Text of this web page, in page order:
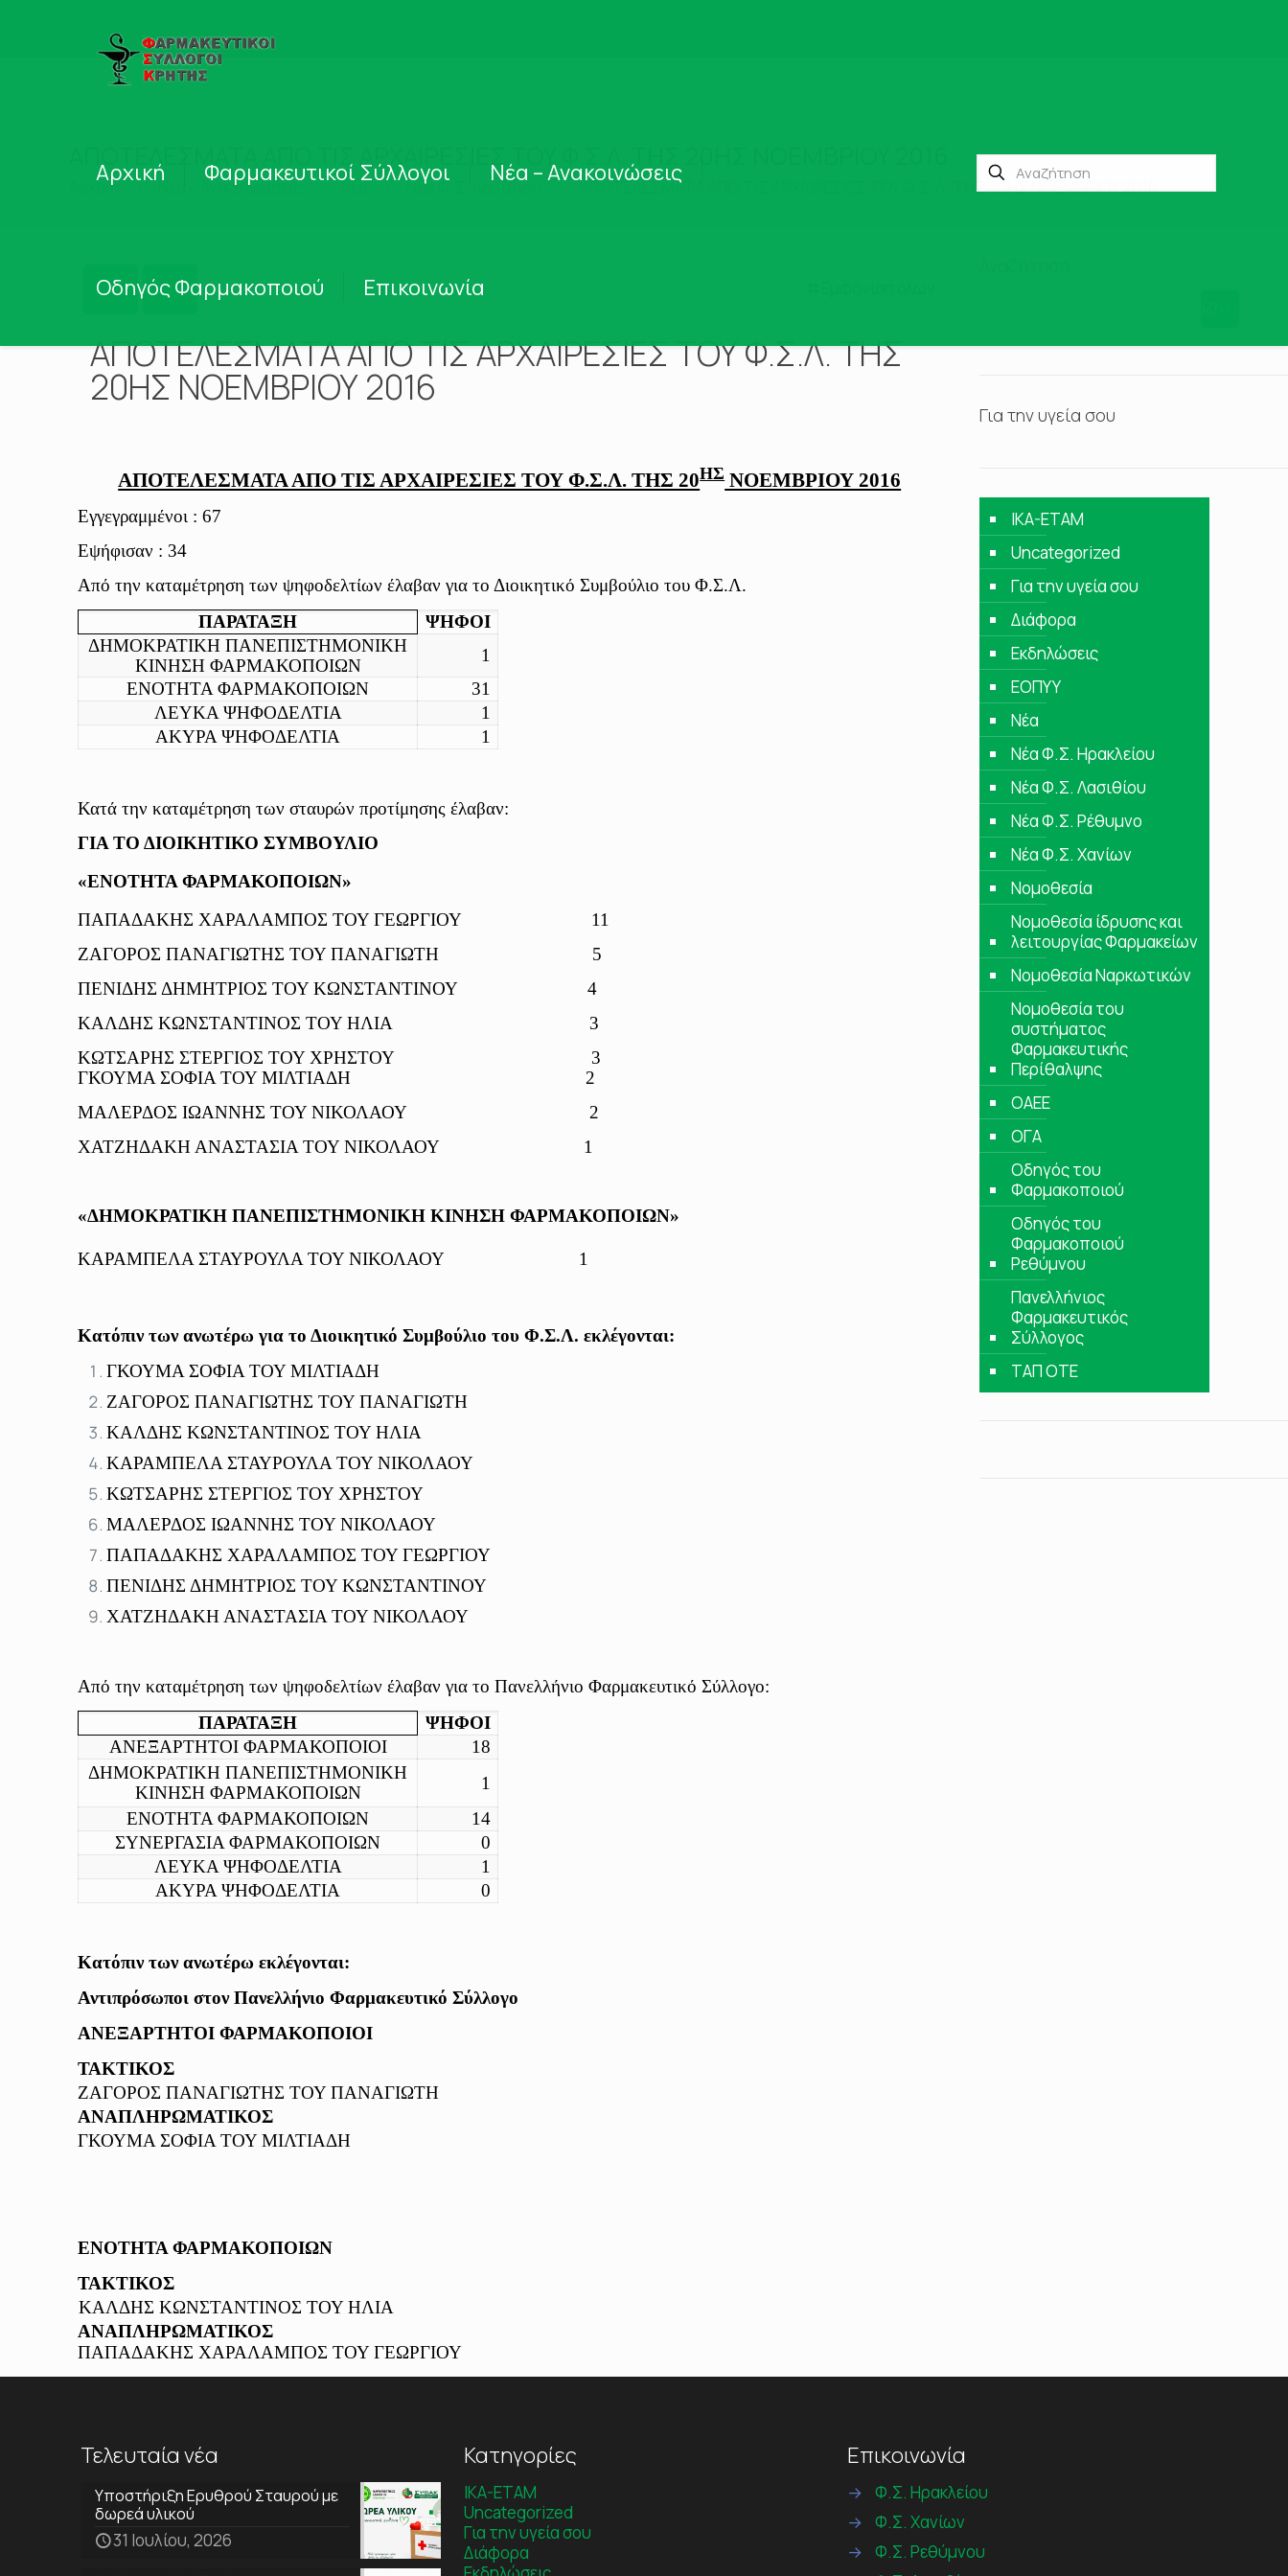
Αρχική Φαρμακευτικοί Σύλλογοι Νέα – Ανακοινώσεις
Οδηγός Φαρμακοποιού Επικοινωνία
ΑΠΟΤΕΛΕΣΜΑΤΑ ΑΠΟ ΤΙΣ ΑΡΧΑΙΡΕΣΙΕΣ ΤΟΥ Φ.Σ.Λ. ΤΗΣ 20ΗΣ ΝΟΕΜΒΡΙΟΥ 2016
Αρχική Νέα – Ανακοινώσεις Νέα Νέα Φ.Σ. Λασιθίου ΑΠΟΤΕΛΕΣΜΑΤΑ ΑΠΟ ΤΙΣ ΑΡΧΑΙΡΕΣΙΕΣ ΤΟΥ Φ.Σ.Λ. ΤΗΣ 20ΗΣ ΝΟΕΜΒΡΙΟΥ 2016
ΑΠΟΤΕΛΕΣΜΑΤΑ ΑΠΟ ΤΙΣ ΑΡΧΑΙΡΕΣΙΕΣ ΤΟΥ Φ.Σ.Λ. ΤΗΣ
20ΗΣ ΝΟΕΜΒΡΙΟΥ 2016
ΑΠΟΤΕΛΕΣΜΑΤΑ ΑΠΟ ΤΙΣ ΑΡΧΑΙΡΕΣΙΕΣ ΤΟΥ Φ.Σ.Λ. ΤΗΣ 20ΗΣΝΟΕΜΒΡΙΟΥ 2016
Εγγεγραμμένοι : 67
Εψήφισαν : 34
Από την καταμέτρηση των ψηφοδελτίων έλαβαν για το Διοικητικό Συμβούλιο του Φ.Σ.Λ.
ΠΑΡΑΤΑΞΗ
ΨΗΦΟΙ
ΔΗΜΟΚΡΑΤΙΚΗ ΠΑΝΕΠΙΣΤΗΜΟΝΙΚΗ
ΚΙΝΗΣΗ ΦΑΡΜΑΚΟΠΟΙΩΝ
1
ΕΝΟΤΗΤΑ ΦΑΡΜΑΚΟΠΟΙΩΝ
31
ΛΕΥΚΑ ΨΗΦΟΔΕΛΤΙΑ
1
ΑΚΥΡΑ ΨΗΦΟΔΕΛΤΙΑ
1
Κατά την καταμέτρηση των σταυρών προτίμησης έλαβαν:
ΓΙΑ ΤΟ ΔΙΟΙΚΗΤΙΚΟ ΣΥΜΒΟΥΛΙΟ
«ΕΝΟΤΗΤΑ ΦΑΡΜΑΚΟΠΟΙΩΝ»
ΠΑΠΑΔΑΚΗΣ ΧΑΡΑΛΑΜΠΟΣ ΤΟΥ ΓΕΩΡΓΙΟΥ 11
ΖΑΓΟΡΟΣ ΠΑΝΑΓΙΩΤΗΣ ΤΟΥ ΠΑΝΑΓΙΩΤΗ 5
ΠΕΝΙΔΗΣ ΔΗΜΗΤΡΙΟΣ ΤΟΥ ΚΩΝΣΤΑΝΤΙΝΟΥ 4
ΚΑΛΔΗΣ ΚΩΝΣΤΑΝΤΙΝΟΣ ΤΟΥ ΗΛΙΑ 3
ΚΩΤΣΑΡΗΣ ΣΤΕΡΓΙΟΣ ΤΟΥ ΧΡΗΣΤΟΥ 3
ΓΚΟΥΜΑ ΣΟΦΙΑ ΤΟΥ ΜΙΛΤΙΑΔΗ 2
ΜΑΛΕΡΔΟΣ ΙΩΑΝΝΗΣ ΤΟΥ ΝΙΚΟΛΑΟΥ 2
ΧΑΤΖΗΔΑΚΗ ΑΝΑΣΤΑΣΙΑ ΤΟΥ ΝΙΚΟΛΑΟΥ 1
«ΔΗΜΟΚΡΑΤΙΚΗ ΠΑΝΕΠΙΣΤΗΜΟΝΙΚΗ ΚΙΝΗΣΗ ΦΑΡΜΑΚΟΠΟΙΩΝ»
ΚΑΡΑΜΠΕΛΑ ΣΤΑΥΡΟΥΛΑ ΤΟΥ ΝΙΚΟΛΑΟΥ 1
Κατόπιν των ανωτέρωγια το Διοικητικό Συμβούλιο του Φ.Σ.Λ. εκλέγονται:
ΓΚΟΥΜΑ ΣΟΦΙΑ ΤΟΥ ΜΙΛΤΙΑΔΗ
ΖΑΓΟΡΟΣ ΠΑΝΑΓΙΩΤΗΣ ΤΟΥ ΠΑΝΑΓΙΩΤΗ
ΚΑΛΔΗΣ ΚΩΝΣΤΑΝΤΙΝΟΣ ΤΟΥ ΗΛΙΑ
ΚΑΡΑΜΠΕΛΑ ΣΤΑΥΡΟΥΛΑ ΤΟΥ ΝΙΚΟΛΑΟΥ
ΚΩΤΣΑΡΗΣ ΣΤΕΡΓΙΟΣ ΤΟΥ ΧΡΗΣΤΟΥ
ΜΑΛΕΡΔΟΣ ΙΩΑΝΝΗΣ ΤΟΥ ΝΙΚΟΛΑΟΥ
ΠΑΠΑΔΑΚΗΣ ΧΑΡΑΛΑΜΠΟΣ ΤΟΥ ΓΕΩΡΓΙΟΥ
ΠΕΝΙΔΗΣ ΔΗΜΗΤΡΙΟΣ ΤΟΥ ΚΩΝΣΤΑΝΤΙΝΟΥ
ΧΑΤΖΗΔΑΚΗ ΑΝΑΣΤΑΣΙΑ ΤΟΥ ΝΙΚΟΛΑΟΥ
Από την καταμέτρηση των ψηφοδελτίων έλαβαν για το Πανελλήνιο Φαρμακευτικό Σύλλογο:
ΠΑΡΑΤΑΞΗ
ΨΗΦΟΙ
ΑΝΕΞΑΡΤΗΤΟΙ ΦΑΡΜΑΚΟΠΟΙΟΙ
18
ΔΗΜΟΚΡΑΤΙΚΗ ΠΑΝΕΠΙΣΤΗΜΟΝΙΚΗ
ΚΙΝΗΣΗ ΦΑΡΜΑΚΟΠΟΙΩΝ
1
ΕΝΟΤΗΤΑ ΦΑΡΜΑΚΟΠΟΙΩΝ
14
ΣΥΝΕΡΓΑΣΙΑ ΦΑΡΜΑΚΟΠΟΙΩΝ
0
ΛΕΥΚΑ ΨΗΦΟΔΕΛΤΙΑ
1
ΑΚΥΡΑ ΨΗΦΟΔΕΛΤΙΑ
0
Κατόπιν των ανωτέρω εκλέγονται:
Αντιπρόσωποι στον Πανελλήνιο Φαρμακευτικό Σύλλογο
ΑΝΕΞΑΡΤΗΤΟΙ ΦΑΡΜΑΚΟΠΟΙΟΙ
ΤΑΚΤΙΚΟΣ
ΖΑΓΟΡΟΣ ΠΑΝΑΓΙΩΤΗΣ ΤΟΥ ΠΑΝΑΓΙΩΤΗ
ΑΝΑΠΛΗΡΩΜΑΤΙΚΟΣ
ΓΚΟΥΜΑ ΣΟΦΙΑ ΤΟΥ ΜΙΛΤΙΑΔΗ
ΕΝΟΤΗΤΑ ΦΑΡΜΑΚΟΠΟΙΩΝ
ΤΑΚΤΙΚΟΣ
ΚΑΛΔΗΣ ΚΩΝΣΤΑΝΤΙΝΟΣ ΤΟΥ ΗΛΙΑ
ANAΠΛΗΡΩΜΑΤΙΚΟΣ
ΠΑΠΑΔΑΚΗΣ ΧΑΡΑΛΑΜΠΟΣ ΤΟΥ ΓΕΩΡΓΙΟΥ
Για την υγεία σου
IKA-ETAM
Uncategorized
Για την υγεία σου
Διάφορα
Εκδηλώσεις
ΕΟΠΥΥ
Νέα
Νέα Φ.Σ. Ηρακλείου
Νέα Φ.Σ. Λασιθίου
Νέα Φ.Σ. Ρέθυμνο
Νέα Φ.Σ. Χανίων
Νομοθεσία
Νομοθεσία ίδρυσης και
λειτουργίας Φαρμακείων
Νομοθεσία Ναρκωτικών
Νομοθεσία του
συστήματος
Φαρμακευτικής
Περίθαλψης
ΟΑΕΕ
ΟΓΑ
Οδηγός του
Φαρμακοποιού
Οδηγός του
Φαρμακοποιού
Ρεθύμνου
Πανελλήνιος
Φαρμακευτικός
Σύλλογος
ΤΑΠ ΟΤΕ
Τελευταία νέα
Υποστήριξη Ερυθρού Σταυρού με
δωρεά υλικού
31 Ιουλίου, 2026
Κατηγορίες
IKA-ETAM
Uncategorized
Για την υγεία σου
Διάφορα
Επικοινωνία
→
Φ.Σ. Ηρακλείου
→
Φ.Σ. Χανίων
→
Φ.Σ. Ρεθύμνου